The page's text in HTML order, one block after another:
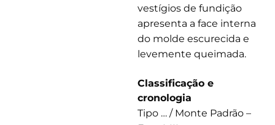
vestígios de fundição
apresenta a face interna
do molde escurecida e
levemente queimada.
Classificação e
cronologia
Tipo … / Monte Padrão –